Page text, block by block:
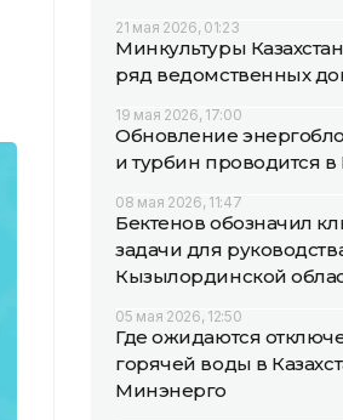
21 мая 2026, 01:23
Минкультуры
ряд ведомственных
19 мая 2026, 17:00
Обновление
и турбин проводится в
08 мая 2026, 11:47
Бектенов обозначил
задачи для
Кызылординской
05 мая 2026, 12:50
Где ожидаются
горячей воды в
Минэнерго